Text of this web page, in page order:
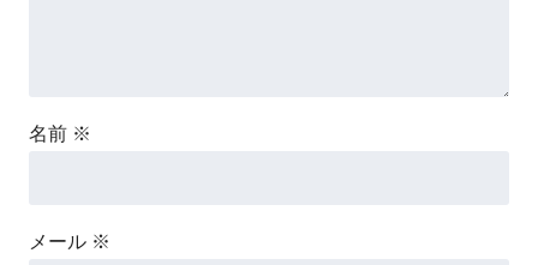
名前 ※
メール ※